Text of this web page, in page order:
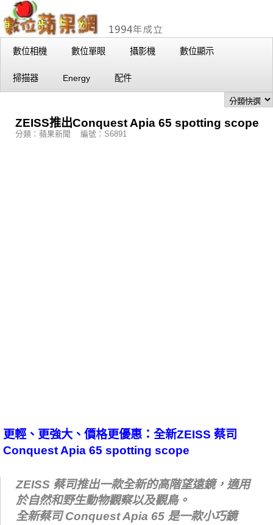
數位相機 數位單眼 攝影機 數位顯示
掃描器 Energy 配件
ZEISS推出Conquest Apia 65 spotting scope
分類：蘋果新聞 編號：S6891
更輕、更強大、價格更優惠：全新ZEISS 蔡司
Conquest Apia 65 spotting scope
ZEISS 蔡司推出一款全新的高階望遠鏡，適用
於自然和野生動物觀察以及觀鳥。
全新蔡司 Conquest Apia 65 是一款小巧鏡